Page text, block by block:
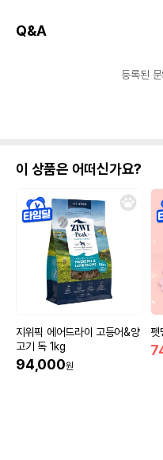
Q&A
등록된
이 상품은 어떠신가요?
지위픽 에어드라이 고등어&양
고기 독 1kg
94,000원
펫